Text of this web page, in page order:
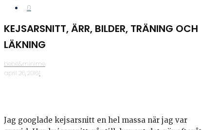
0
KEJSARSNITT, ÄRR, BILDER, TRÄNING OCH
LÄKNING
bebé&minime
·april 26, 2016·1
Jag googlade kejsarsnitt en hel massa när jag var